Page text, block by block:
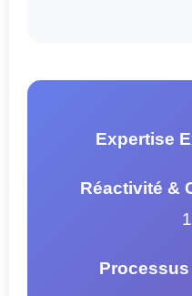
Expertise
Réactivité &